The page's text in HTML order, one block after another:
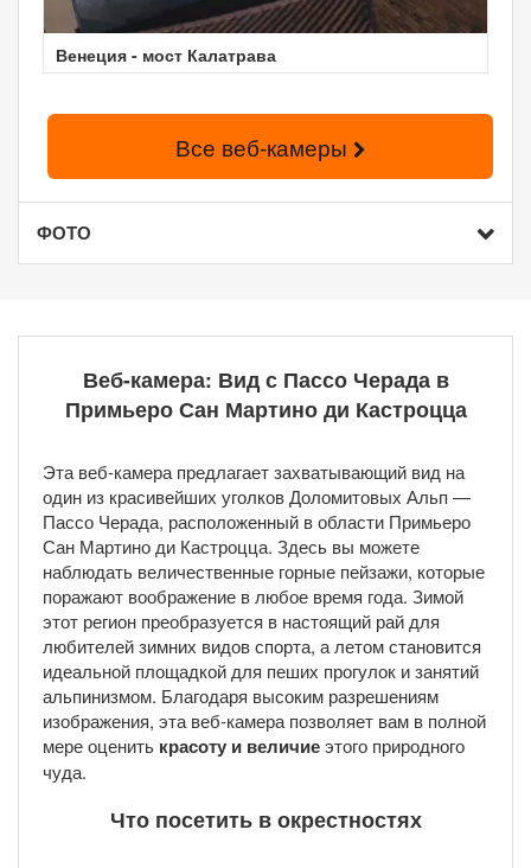
Венеция - мост Калатрава
Все веб-камеры
ФОТО
Веб-камера: Вид с Пассо Черада в
Примьеро Сан Мартино ди Кастроцца
Эта веб-камера предлагает захватывающий вид на
один из красивейших уголков Доломитовых Альп —
Пассо Черада, расположенный в области Примьеро
Сан Мартино ди Кастроцца. Здесь вы можете
наблюдать величественные горные пейзажи, которые
поражают воображение в любое время года. Зимой
этот регион преобразуется в настоящий рай для
любителей зимних видов спорта, а летом становится
идеальной площадкой для пеших прогулок и занятий
альпинизмом. Благодаря высоким разрешениям
изображения, эта веб-камера позволяет вам в полной
мере оценить красоту и величиеэтого природного
чуда.
Что посетить в окрестностях